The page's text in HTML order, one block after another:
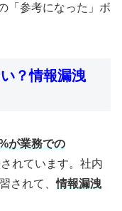
「参考になった」ボ
？情報漏洩
が業務での
れています。社内
されて、情報漏洩